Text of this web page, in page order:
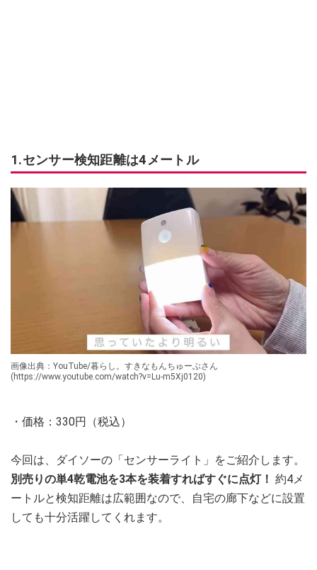
1.センサー検知距離は4メートル
画像出典：YouTube/暮らし。すきなもんちゅーぶさん
(https://www.youtube.com/watch?v=Lu-m5Xj0120)
・価格：330円（税込）
今回は、ダイソーの「センサーライト」をご紹介します。
別売りの単4乾電池を3本を装着すればすぐに点灯！ 約4メ
ートルと検知距離は広範囲なので、自宅の廊下などに設置
しても十分活躍してくれます。